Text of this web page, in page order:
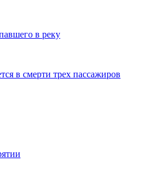
в реку
в смерти трех пассажиров